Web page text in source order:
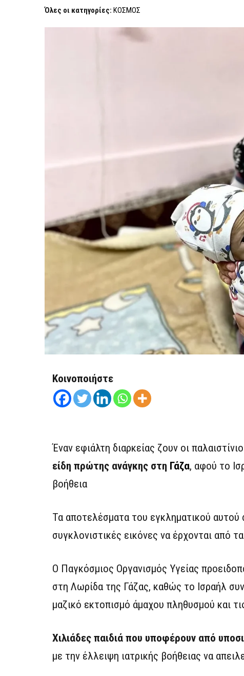
Όλες οι κατηγορίες: ΚΟΣΜΟΣ
Κοινοποιήστε
Έναν εφιάλτη διαρκείας ζουν οι
είδη πρώτης ανάγκης στη Γάζα, αφού το
βοήθεια
Τα αποτελέσματα του εγκληματικού αυτού
συγκλονιστικές εικόνες να έρχονται από τα
Ο Παγκόσμιος Οργανισμός Υγείας
στη Λωρίδα της Γάζας, καθώς το Ισραήλ
μαζικό εκτοπισμό άμαχου πληθυσμού και
Χιλιάδες παιδιά που υποφέρουν από
με την έλλειψη ιατρικής βοήθειας να